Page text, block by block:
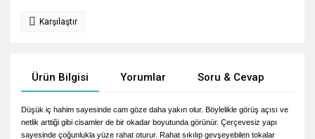
Karşılaştır
Ürün Bilgisi Yorumlar Soru & Cevap
Düşük iç hahim sayesinde cam göze daha yakın olur. Böylelikle görüş açısı ve
netlik arttiği gibi cisamler de bir okadar boyutunda görünür. Çerçevesiz yapı
sayesinde çoğunlukla yüze rahat oturur. Rahat sıkılıp gevşeyebilen tokalar